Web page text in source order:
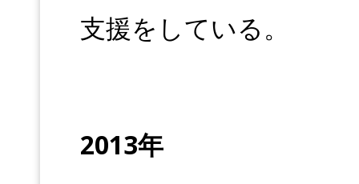
支援をしている。
2013年